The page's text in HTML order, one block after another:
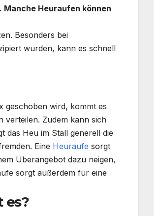
Manche Heuraufen können
Besonders bei
wurden, kann es schnell
geschoben wird, kommt es
verteilen. Zudem kann sich
das Heu im Stall generell die
Eine Heuraufe sorgt
Überangebot dazu neigen,
sorgt außerdem für eine
es?